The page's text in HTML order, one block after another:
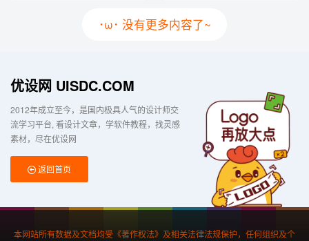
･ω･ 没有更多内容了~
优设网 UISDC.COM
2012年成立至今，是国内极具人气的设计师交
流学习平台 看设计文章，学软件教程，找灵感
素材，尽在优设网
返回首页
本网站所有数据及文档均受《著作权法》及相关法律法规保护，任何组织及个